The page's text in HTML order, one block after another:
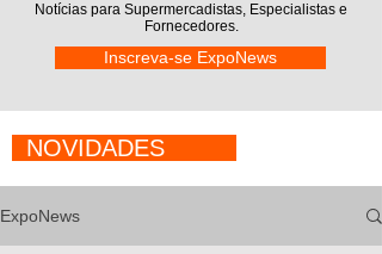
Notícias para Supermercadistas, Especialistas e
Fornecedores.
Inscreva-se ExpoNews
NOVIDADES
ExpoNews